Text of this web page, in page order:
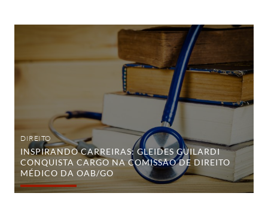
Inspirando
conquista
na
Médico
da
OAB/GO
DIREITO
INSPIRANDO CARREIRAS: GLEIDES GUILARDI
CONQUISTA CARGO NA COMISSÃO DE DIREITO
MÉDICO DA OAB/GO